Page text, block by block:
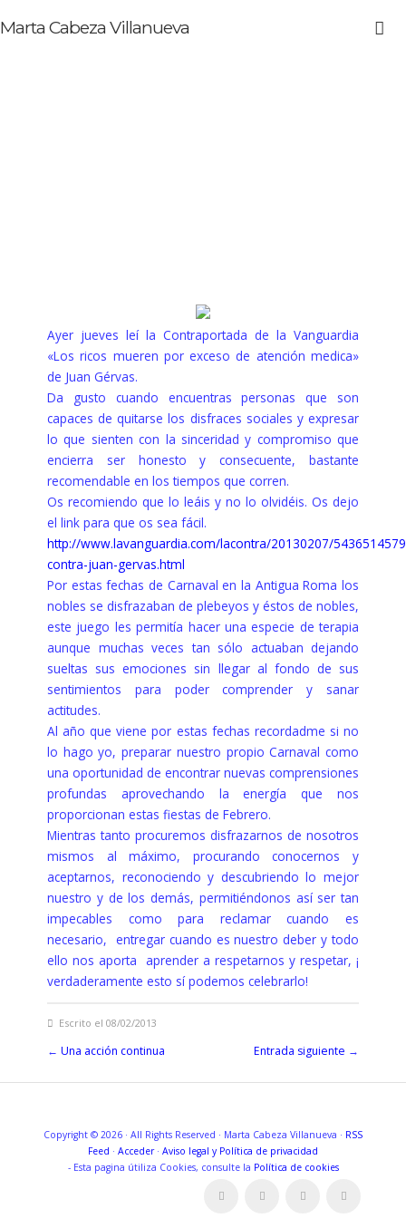
Marta Cabeza Villanueva
Ayer jueves leí la Contraportada de la Vanguardia
«Los ricos mueren por exceso de atención medica»
de Juan Gérvas.
Da gusto cuando encuentras personas que son
capaces de quitarse los disfraces sociales y expresar
lo que sienten con la sinceridad y compromiso que
encierra ser honesto y consecuente, bastante
recomendable en los tiempos que corren.
Os recomiendo que lo leáis y no lo olvidéis. Os dejo
el link para que os sea fácil.
http://www.lavanguardia.com/lacontra/20130207/
contra-juan-gervas.html
Por estas fechas de Carnaval en la Antigua Roma los
nobles se disfrazaban de plebeyos y éstos de nobles,
este juego les permitía hacer una especie de terapia
aunque muchas veces tan sólo actuaban dejando
sueltas sus emociones sin llegar al fondo de sus
sentimientos para poder comprender y sanar
actitudes.
Al año que viene por estas fechas recordadme si no
lo hago yo, preparar nuestro propio Carnaval como
una oportunidad de encontrar nuevas comprensiones
profundas aprovechando la energía que nos
proporcionan estas fiestas de Febrero.
Mientras tanto procuremos disfrazarnos de nosotros
mismos al máximo, procurando conocernos y
aceptarnos, reconociendo y descubriendo lo mejor
nuestro y de los demás, permitiéndonos así ser tan
impecables como para reclamar cuando es
necesario, entregar cuando es nuestro deber y todo
ello nos aporta aprender a respetarnos y respetar, ¡
verdaderamente esto sí podemos celebrarlo!
Escrito el 08/02/2013
← Una acción continua Entrada siguiente →
Copyright © 2026 · All Rights Reserved · Marta Cabeza Villanueva · RSS
Feed · Acceder· Aviso legal y Política de privacidad
- Esta pagina útiliza Cookies, consulte la Política de cookies